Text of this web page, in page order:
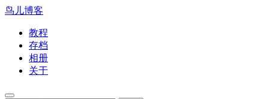
鸟儿博客
教程
存档
相册
关于